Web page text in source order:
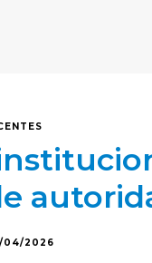
04/2026